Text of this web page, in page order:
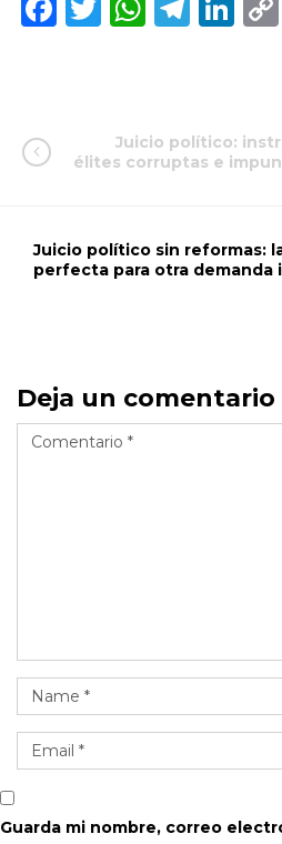
Juicio político:
élites corruptas e
Juicio político sin reformas:
perfecta para otra demanda
Deja un comentario
Guarda mi nombre, correo